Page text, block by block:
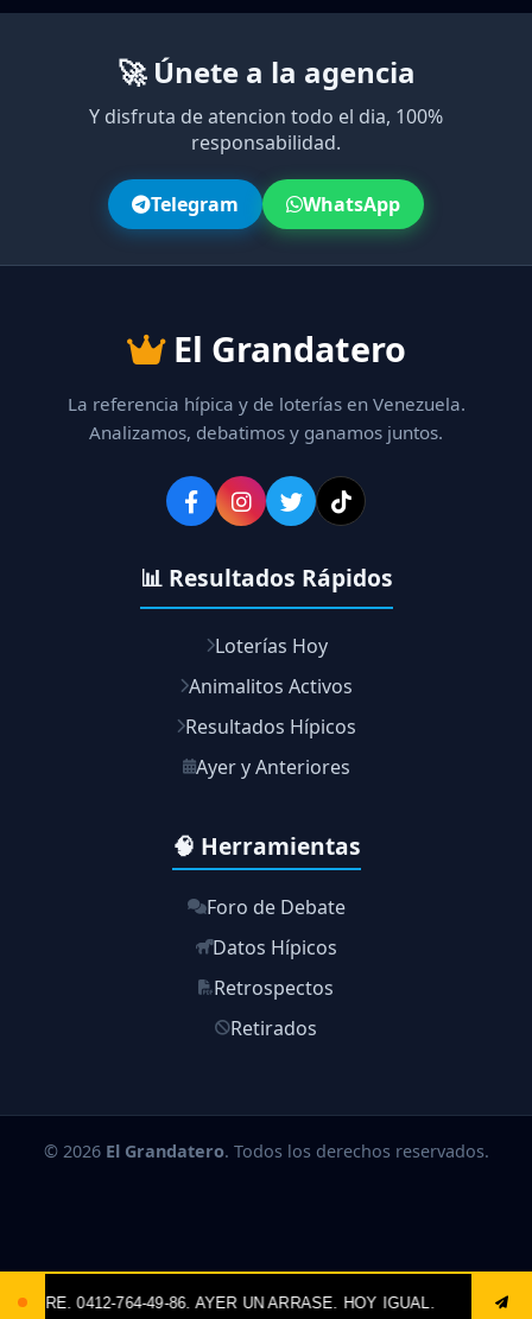
🚀 Únete a la agencia
Y disfruta de atencion todo el dia, 100%
responsabilidad.
Telegram WhatsApp
El Grandatero
La referencia hípica y de loterías en Venezuela.
Analizamos, debatimos y ganamos juntos.
📊 Resultados Rápidos
Loterías Hoy
Animalitos Activos
Resultados Hípicos
Ayer y Anteriores
🧠 Herramientas
Foro de Debate
Datos Hípicos
Retrospectos
Retirados
© 2026 El Grandatero. Todos los derechos reservados.
HOY IGUAL. 08/08 | 13:21 @ANDRÉS [] : Resultados